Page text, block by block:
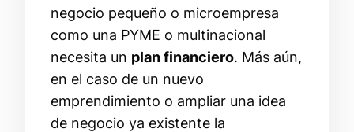
negocio pequeño o microempresa
como una PYME o multinacional
necesita un plan financiero. Más aún,
en el caso de un nuevo
emprendimiento o ampliar una idea
de negocio ya existente la